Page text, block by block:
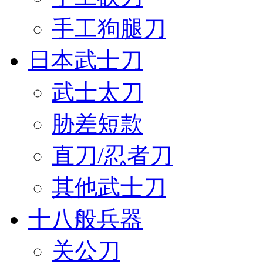
手工狗腿刀
日本武士刀
武士太刀
胁差短款
直刀/忍者刀
其他武士刀
十八般兵器
关公刀